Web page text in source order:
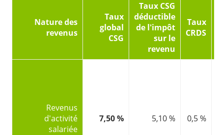
Nature des
revenus
Taux
global
CSG
Taux CSG
déductible
de l'impôt
sur le
revenu
Taux
CRDS
Revenus
d'activité
salariée
7,50 % 5,10 % 0,5 %